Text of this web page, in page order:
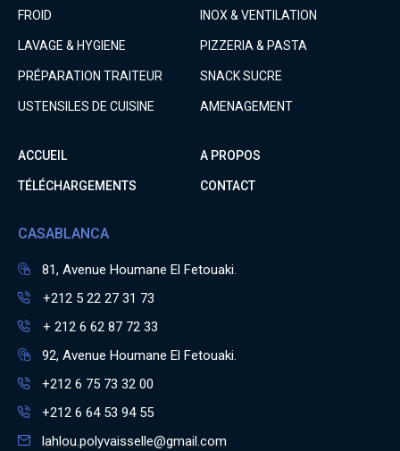
FROID INOX & VENTILATION
LAVAGE & HYGIENE PIZZERIA & PASTA
PRÉPARATION TRAITEUR SNACK SUCRE
USTENSILES DE CUISINE AMENAGEMENT
ACCUEIL A PROPOS
TÉLÉCHARGEMENTS CONTACT
CASABLANCA
81, Avenue Houmane El Fetouaki.
+212 5 22 27 31 73
+ 212 6 62 87 72 33
92, Avenue Houmane El Fetouaki.
+212 6 75 73 32 00
+212 6 64 53 94 55
lahlou.polyvaisselle@gmail.com